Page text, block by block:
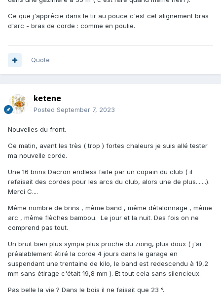
Ce que j'apprécie dans le tir au pouce c'est cet alignement bras
d'arc - bras de corde : comme en poulie.
Quote
ketene
Posted September 7, 2023
Nouvelles du front.
Ce matin, avant les très ( trop ) fortes chaleurs je suis allé tester
ma nouvelle corde.
Une 16 brins Dacron endless faite par un copain du club ( il
refaisait des cordes pour les arcs du club, alors une de plus.......).
Merci C....
Même nombre de brins , même band , même détalonnage , même
arc , même flèches bambou. Le jour et la nuit. Des fois on ne
comprend pas tout.
Un bruit bien plus sympa plus proche du zoing, plus doux ( j'ai
préalablement étiré la corde 4 jours dans le garage en
suspendant une trentaine de kilo, le band est redescendu à 19,2
mm sans étirage c'était 19,8 mm ). Et tout cela sans silencieux.
Pas belle la vie ? Dans le bois il ne faisait que 23 °.